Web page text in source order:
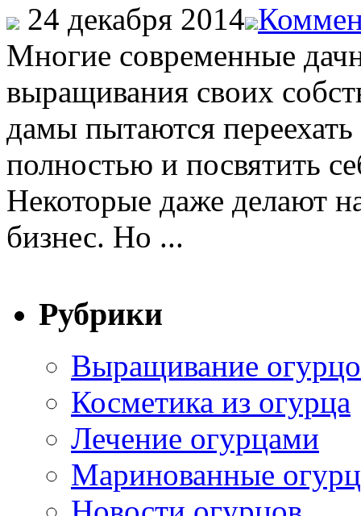
24 декабря 2014
Многие современные
выращивания своих
дамы пытаются
полностью и посвятить
Некоторые даже делают
бизнес. Но ...
Рубрики
Выращивание
Косметика из огурца
Лечение огурцами
Маринованные